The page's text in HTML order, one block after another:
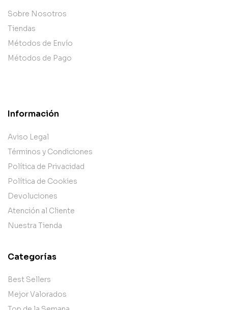
Sobre Nosotros
Tiendas
Métodos de Envío
Métodos de Pago
Información
Aviso Legal
Términos y Condiciones
Política de Privacidad
Política de Cookies
Devoluciones
Atención al Cliente
Nuestra Tienda
Categorías
Best Sellers
Mejor Valorados